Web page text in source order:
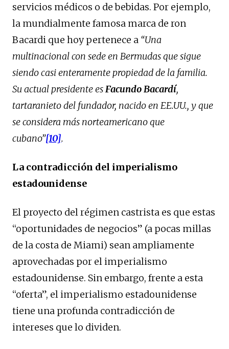
servicios médicos o de bebidas. Por ejemplo,
la mundialmente famosa marca de ron
Bacardi que hoy pertenece a “Una
multinacional con sede en Bermudas que sigue
siendo casi enteramente propiedad de la familia.
Su actual presidente esFacundo Bacardí,
tartaranieto del fundador, nacido en EE.UU., y que
se considera más norteamericano que
cubano”[10].
La contradicción del imperialismo
estadounidense
El proyecto del régimen castrista es que estas
“oportunidades de negocios” (a pocas millas
de la costa de Miami) sean ampliamente
aprovechadas por el imperialismo
estadounidense. Sin embargo, frente a esta
“oferta”, el imperialismo estadounidense
tiene una profunda contradicción de
intereses que lo dividen.